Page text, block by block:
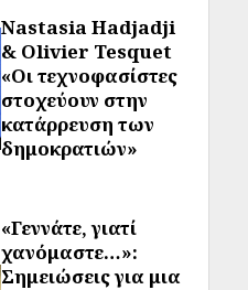
Nastasia Hadjadji
& Olivier Tesquet
«Οι τεχνοφασίστες
στοχεύουν στην
κατάρρευση των
δημοκρατιών»
«Γεννάτε, γιατί
χανόμαστε…»:
Σημειώσεις για μια